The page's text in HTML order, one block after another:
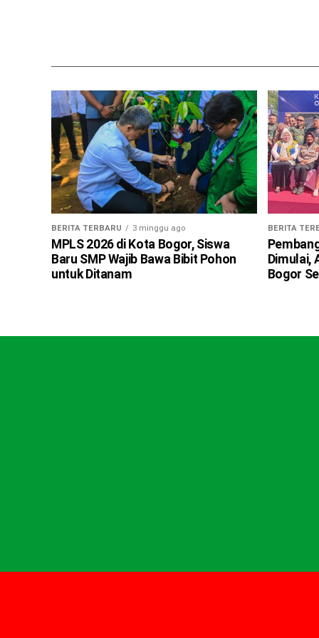
BERITA TERBARU 3 minggu ago
MPLS 2026 di Kota Bogor, Siswa
Baru SMP Wajib Bawa Bibit Pohon
untuk Ditanam
BERITA
Dimulai,
Bogor